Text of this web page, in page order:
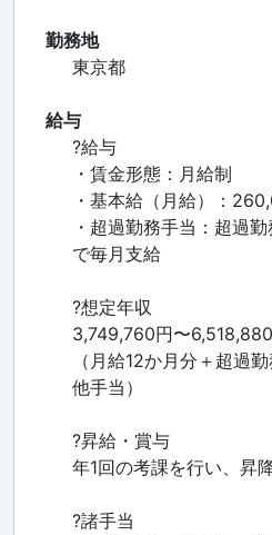
勤務地
東京都
給与
?給与
・賃金形態：月給制
・基本給（月給）：
・超過勤務手当：超過
で毎月支給
?想定年収
3,749,760円〜
（月給12か月分＋超過
他手当）
?昇給・賞与
年1回の考課を行い、昇
?諸手当